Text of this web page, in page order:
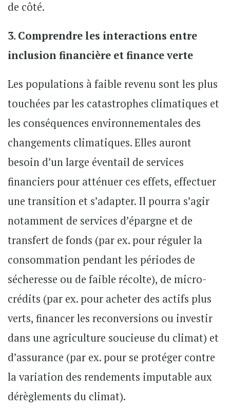
de côté.
3. Comprendre les interactions entre
inclusion financière et finance verte
Les populations à faible revenu sont les plus
touchées par les catastrophes climatiques et
les conséquences environnementales des
changements climatiques. Elles auront
besoin d’un large éventail de services
financiers pour atténuer ces effets, effectuer
une transition et s’adapter. Il pourra s’agir
notamment de services d’épargne et de
transfert de fonds (par ex. pour réguler la
consommation pendant les périodes de
sécheresse ou de faible récolte), de micro-
crédits (par ex. pour acheter des actifs plus
verts, financer les reconversions ou investir
dans une agriculture soucieuse du climat) et
d’assurance (par ex. pour se protéger contre
la variation des rendements imputable aux
dérèglements du climat).